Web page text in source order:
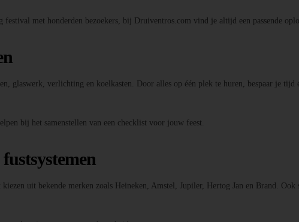
met honderden bezoekers, bij Druiventros.com vind je altijd een passende
glaswerk, verlichting en koelkasten. Door alles op één plek te huren, bespaar je
bij het samenstellen van een checklist voor jouw feest.
uit bekende merken zoals Heineken, Amstel, Jupiler, Hertog Jan en Brand.